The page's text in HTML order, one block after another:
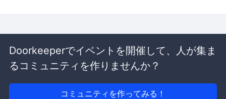
Doorkeeperでイベントを開催して、人が集ま
るコミュニティを作りませんか？
コミュニティを作ってみる！